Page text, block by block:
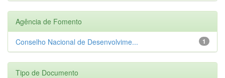
Agência de Fomento
1
Conselho Nacional de Desenvolvime...
Tipo de Documento